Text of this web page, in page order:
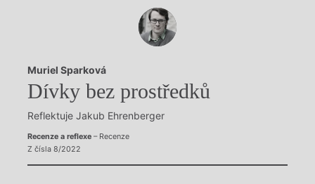
Rozhovory
Dokument
Výroční ceny
Muriel Sparková
Dívky bez prostředků
Reflektuje Jakub Ehrenberger
Recenze a reflexe– Recenze
Z čísla 8/2022